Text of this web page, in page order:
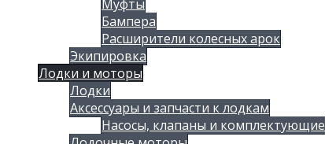
Муфты
Бампера
Расширители колесных арок
Экипировка
Лодки и моторы
Лодки
Аксессуары и запчасти к лодкам
Насосы, клапаны и комплектующие